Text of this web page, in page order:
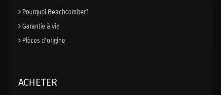
Pourquoi Beachcomber?
Garantie à vie
Pièces d’origine
ACHETER